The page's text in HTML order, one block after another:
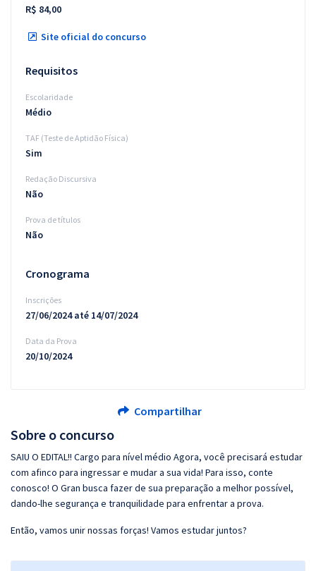
Sobre o concurso
SAIU O EDITAL!! Cargo para nível médio Agora, você precisará estudar
com afinco para ingressar e mudar a sua vida! Para isso, conte
conosco! O Gran busca fazer de sua preparação a melhor possível,
dando-lhe segurança e tranquilidade para enfrentar a prova.
Então, vamos unir nossas forças! Vamos estudar juntos?
R$ 84,00
Site oficial do concurso
Requisitos
Escolaridade
Médio
TAF (Teste de Aptidão Física)
Sim
Redação Discursiva
Não
Prova de títulos
Não
Cronograma
Inscrições
27/06/2024 até 14/07/2024
Data da Prova
20/10/2024
Compartilhar